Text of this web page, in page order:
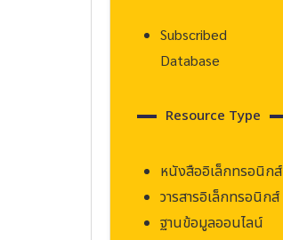
Subscribed
Database
Resource Type
หนังสืออิเล็กทรอนิกส์
วารสารอิเล็กทรอนิกส์
ฐานข้อมูลออนไลน์